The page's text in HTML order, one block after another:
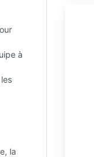
à
la